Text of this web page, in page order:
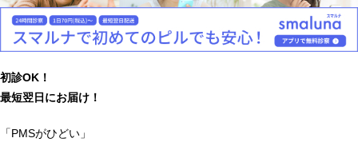
初診OK！
最短翌日にお届け！
「PMSがひどい」